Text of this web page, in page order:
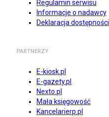
Regulamin serwisu
Informacje o nadawcy
Deklaracja dostępności
PARTNERZY
E-kiosk.pl
E-gazety.pl
Nexto.pl
Mała księgowość
Kancelarierp.pl